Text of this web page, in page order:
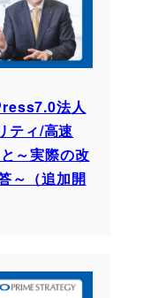
法人
ティ/高速
～実際の改
～（追加開